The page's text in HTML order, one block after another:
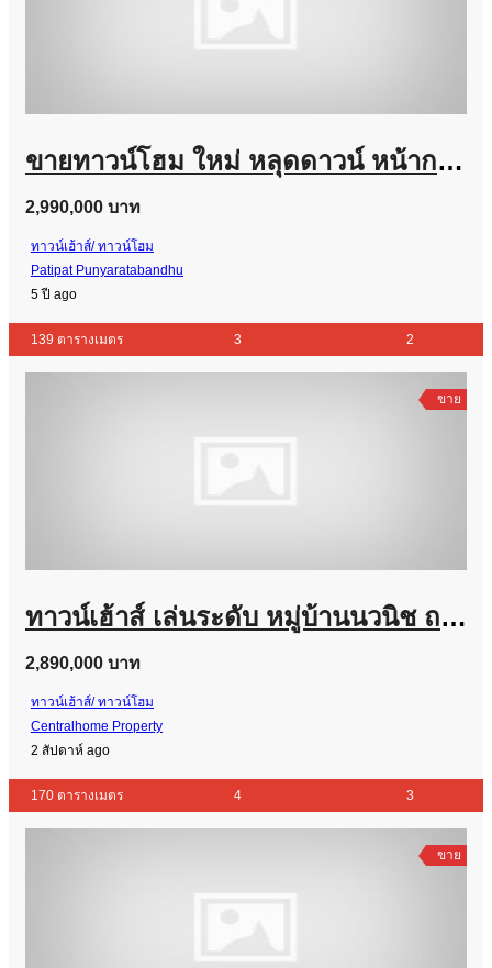
ขายทาวน์โฮม ใหม่ หลุดดาวน์ หน้ากว้าง 7 เมตร จอดรถได้ 2 คัน กู้ได้เต็ม 100% เดอะริชวิลล์ ราชพฤกษ์-รัตนาธิเบศร์ ใกล้ MRT สายสีม่วง สถานีบางรักใหญ่
2,990,000 บาท
ทาวน์เฮ้าส์/ ทาวน์โฮม
Patipat Punyaratabandhu
5 ปี ago
139 ตารางเมตร 3 2
ขาย
ทาวน์เฮ้าส์ เล่นระดับ หมู่บ้านนวนิช ถนนเลี่ยงเมืองปากเกร็ด หลังริม บ้านสวย ราคาถูกที่สุด
2,890,000 บาท
ทาวน์เฮ้าส์/ ทาวน์โฮม
Centralhome Property
2 สัปดาห์ ago
170 ตารางเมตร 4 3
ขาย